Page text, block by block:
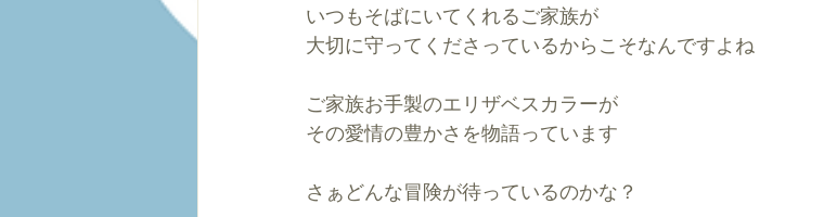
いつもそばにいてくれるご家族が
大切に守ってくださっているからこそなんですよね
ご家族お手製のエリザベスカラーが
その愛情の豊かさを物語っています
さぁどんな冒険が待っているのかな？